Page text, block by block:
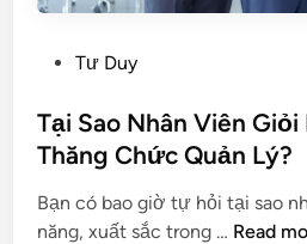
Tư Duy
Tại Sao Nhân Viên
Thăng Chức Quản Lý?
Bạn có bao giờ tự hỏi tại sao
năng, xuất sắc trong … Read